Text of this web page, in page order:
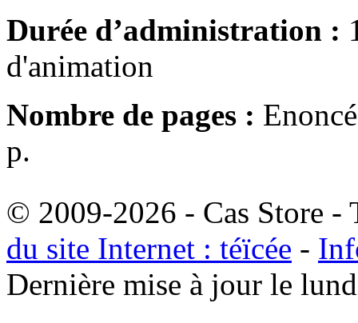
Durée d’administration :
d'animation
Nombre de pages :
p.
© 2009-2026 - Cas Store -
du site Internet : téïcée -
Dernière mise à jour le